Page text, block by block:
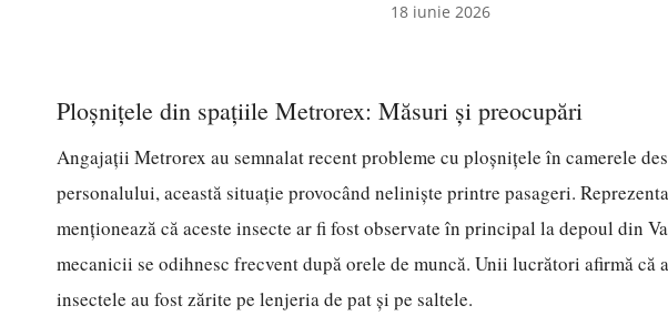
18 iunie 2026
Ploșnițele din spațiile Metrorex: Măsuri și preocupări
Angajații Metrorex au semnalat recent probleme cu ploșnițele în camerele
personalului, această situație provocând neliniște printre pasageri.
menționează că aceste insecte ar fi fost observate în principal la depoul din
mecanicii se odihnesc frecvent după orele de muncă. Unii lucrători afirmă că
insectele au fost zărite pe lenjeria de pat și pe saltele.